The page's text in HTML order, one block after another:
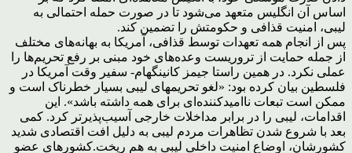
اساس آن انگلیس متعهد می‌شود تا در صورت حمله احتمالی به
لیبی، امنیت قذافی و حکومتش را تضمین کند.
پس از انجام همه تعهدات توسط قذافی، آمریکا به بهانه‌های مختلف
از جمله حمایت از تروریست وعده‌های خود مبنی بر رفع تحریم‌ها را
عملی نکرد. در همین راستا جیمز کانینگهام- سفیر وقت آمریکا در
فلسطین بیان کرده بود: «لغو تحریمهای لیبی بسیار خطرناک است و
ممکن است تبعات ناامیدکننده‌ای برای همه داشته باشد». این
اقدامات، لیبی را در برابر مداخلات خارجی آسیب‌پذیرتر کرد. کمی
بعد با شروع شدن تظاهرات مردم لیبی به دلیل افت اقتصادی شدید
کشورشان، اوضاع امنیت داخلی لیبی به هم ریخت.کشورهای عضو